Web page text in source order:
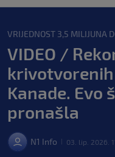
VRIJEDNOST 3,5 MILIJUNA
VIDEO /
Kanade. Evo
pronašla
N1 Info 03. lip. 2026.